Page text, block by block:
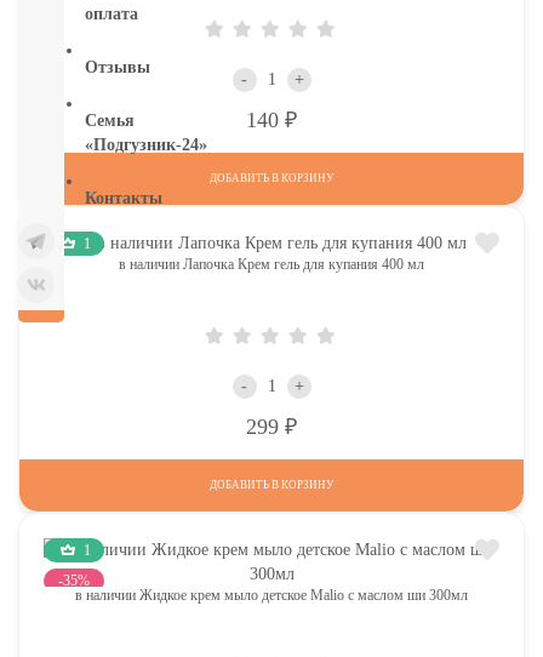
оплата
Отзывы
Семья
«Подгузник-24»
Контакты
- +
140
ДОБАВИТЬ В КОРЗИНУ
1
в наличии Лапочка Крем гель для купания 400 мл
- +
299
ДОБАВИТЬ В КОРЗИНУ
1
-35%
в наличии Жидкое крем мыло детское Malio с маслом ши 300мл